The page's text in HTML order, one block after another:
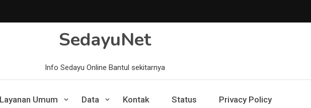
SedayuNet
Info Sedayu Online Bantul sekitarnya
Layanan Umum Data Kontak Status Privacy Policy